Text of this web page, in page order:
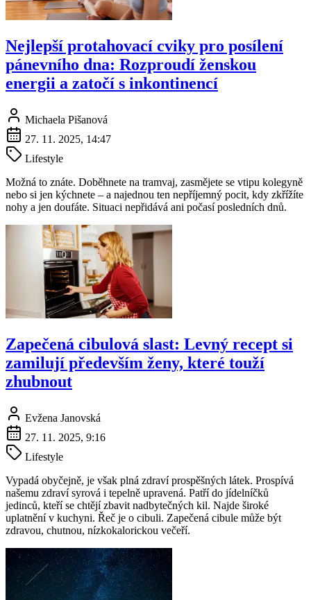
Nejlepší protahovací cviky pro posílení
pánevního dna: Rozproudí ženskou
energii a zatočí s inkontinencí
Michaela Pišanová
27. 11. 2025, 14:47
Lifestyle
Možná to znáte. Doběhnete na tramvaj, zasmějete se vtipu kolegyně
nebo si jen kýchnete – a najednou ten nepříjemný pocit, kdy zkřížíte
nohy a jen doufáte. Situaci nepřidává ani počasí posledních dnů.
Zapečená cibulová slast: Levný recept si
zamilují především ženy, které touží
zhubnout
Evžena Janovská
27. 11. 2025, 9:16
Lifestyle
Vypadá obyčejně, je však plná zdraví prospěšných látek. Prospívá
našemu zdraví syrová i tepelně upravená. Patří do jídelníčků
jedinců, kteří se chtějí zbavit nadbytečných kil. Najde široké
uplatnění v kuchyni. Řeč je o cibuli. Zapečená cibule může být
zdravou, chutnou, nízkokalorickou večeří.